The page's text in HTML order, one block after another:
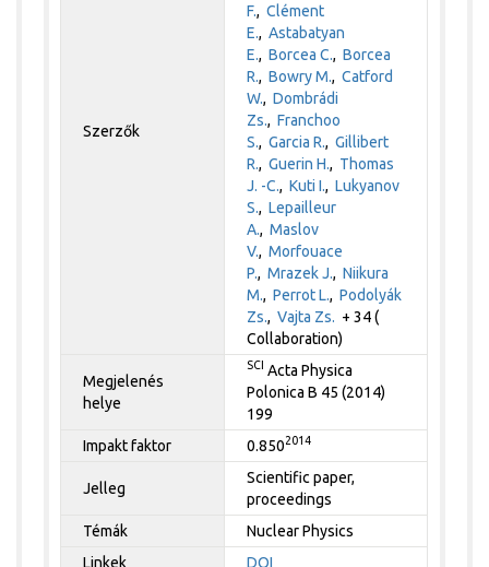
Szerzők
F.,Clément
E.,Astabatyan
E.,Borcea C.,Borcea
R.,Bowry M.,Catford
W.,Dombrádi
Zs.,Franchoo
S.,Garcia R.,Gillibert
R.,Guerin H., Thomas
J. -C.,Kuti I.,Lukyanov
S.,Lepailleur
A.,Maslov
V.,Morfouace
P.,Mrazek J.,Niikura
M.,Perrot L.,Podolyák
Zs.,Vajta Zs. + 34 (
Collaboration)
Megjelenés
helye
SCI Acta Physica
Polonica B 45 (2014)
199
Impakt faktor
0.8502014
Jelleg
Scientific paper,
proceedings
Témák
Nuclear Physics
Linkek
DOI